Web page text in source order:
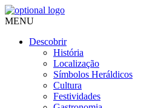
MENU
Descobrir
História
Localização
Símbolos Heráldicos
Cultura
Festividades